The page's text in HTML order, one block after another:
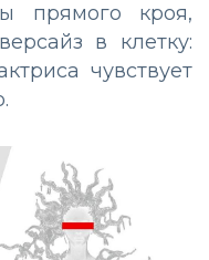
прямого кроя,
в клетку:
чувствует